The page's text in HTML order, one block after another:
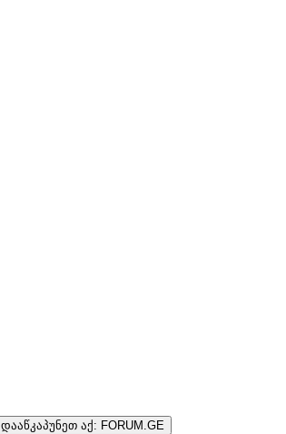
დააწკაპუნეთ აქ: FORUM.GE